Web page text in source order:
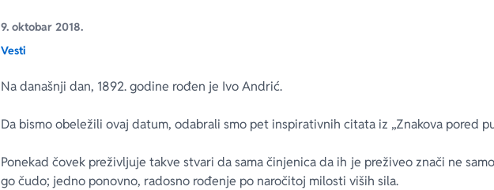
9. oktobar 2018.
Vesti
Na današnji dan, 1892. godine rođen je Ivo Andrić.
Da bismo obeležili ovaj datum, odabrali smo pet inspirativnih citata iz „Znakova pored
Po­ne­kad čo­vek pre­ži­vlju­je ta­kve stva­ri da sa­ma či­nje­ni­ca da ih je pre­ži­veo zna­či ne
go ču­do; jed­no po­nov­no, ra­do­sno ro­đe­nje po na­ro­či­toj mi­lo­sti vi­ših si­la.